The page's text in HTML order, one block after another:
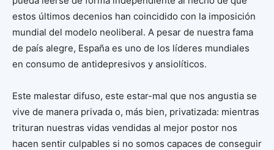
estos últimos decenios han coincidido con la imposición
mundial del modelo neoliberal. A pesar de nuestra fama
de país alegre, España es uno de los líderes mundiales
en consumo de antidepresivos y ansiolíticos.
Este malestar difuso, este estar-mal que nos angustia se
vive de manera privada o, más bien, privatizada: mientras
trituran nuestras vidas vendidas al mejor postor nos
hacen sentir culpables si no somos capaces de conseguir